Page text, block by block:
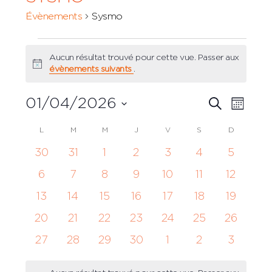
Évènements Sysmo
Notice
Aucun résultat trouvé pour cette vue. Passer aux
évènements suivants .
vues
MOIS
01/04/2026
une
date.
Calendrier
de
Évènements
L M M MERCREDI
J VVENDREDI
S D
0
évènements
30
0
évènements
31
0
évènements
1
0
évènements
2
0
évènements
3
0
évènements
4
0
5
0
évènements
6
0
évènements
7
0
évènements
8
0
évènements
9
0
évènements
10
0
évènements
11
0
12
0
évènements
13
0
évènements
14
0
évènements
15
0
évènements
16
0
évènements
17
0
évènements
18
0
19
0
évènements
20
0
évènements
21
0
évènements
22
0
évènements
23
0
évènements
24
0
évènements
25
0
26
0
27
0
28
0
29
0
30
01
0
2
0
3